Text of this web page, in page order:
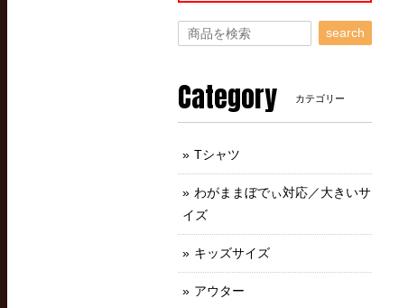
search
Category カテゴリー
Tシャツ
わがままぼでぃ対応／大きいサ
イズ
キッズサイズ
アウター